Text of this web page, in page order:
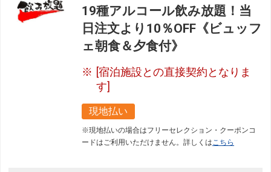
19種アルコール飲み放題！当
日注文より10％OFF《ビュッフ
ェ朝食＆夕食付》
[宿泊施設との直接契約となりま
す]
現地払い
※現地払いの場合はフリーセレクション・クーポンコ
ードはご利用いただけません。詳しくはこちら